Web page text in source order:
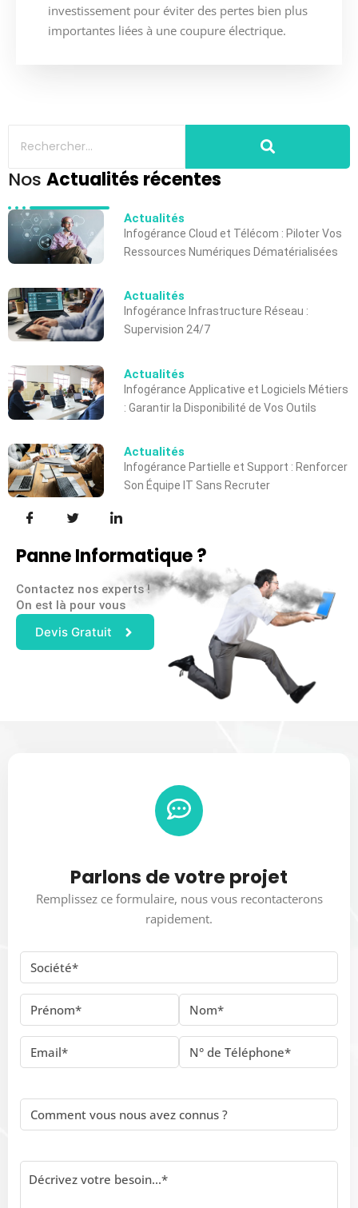
investissement pour éviter des pertes bien plus
importantes liées à une coupure électrique.
Nos Actualités récentes
Actualités
Infogérance Cloud et Télécom : Piloter Vos
Ressources Numériques Dématérialisées
Actualités
Infogérance Infrastructure Réseau :
Supervision 24/7
Actualités
Infogérance Applicative et Logiciels Métiers
: Garantir la Disponibilité de Vos Outils
Actualités
Infogérance Partielle et Support : Renforcer
Son Équipe IT Sans Recruter
Panne Informatique ?
Contactez nos experts !
On est là pour vous
Devis Gratuit
Parlons de votre projet
Remplissez ce formulaire, nous vous recontacterons
rapidement.